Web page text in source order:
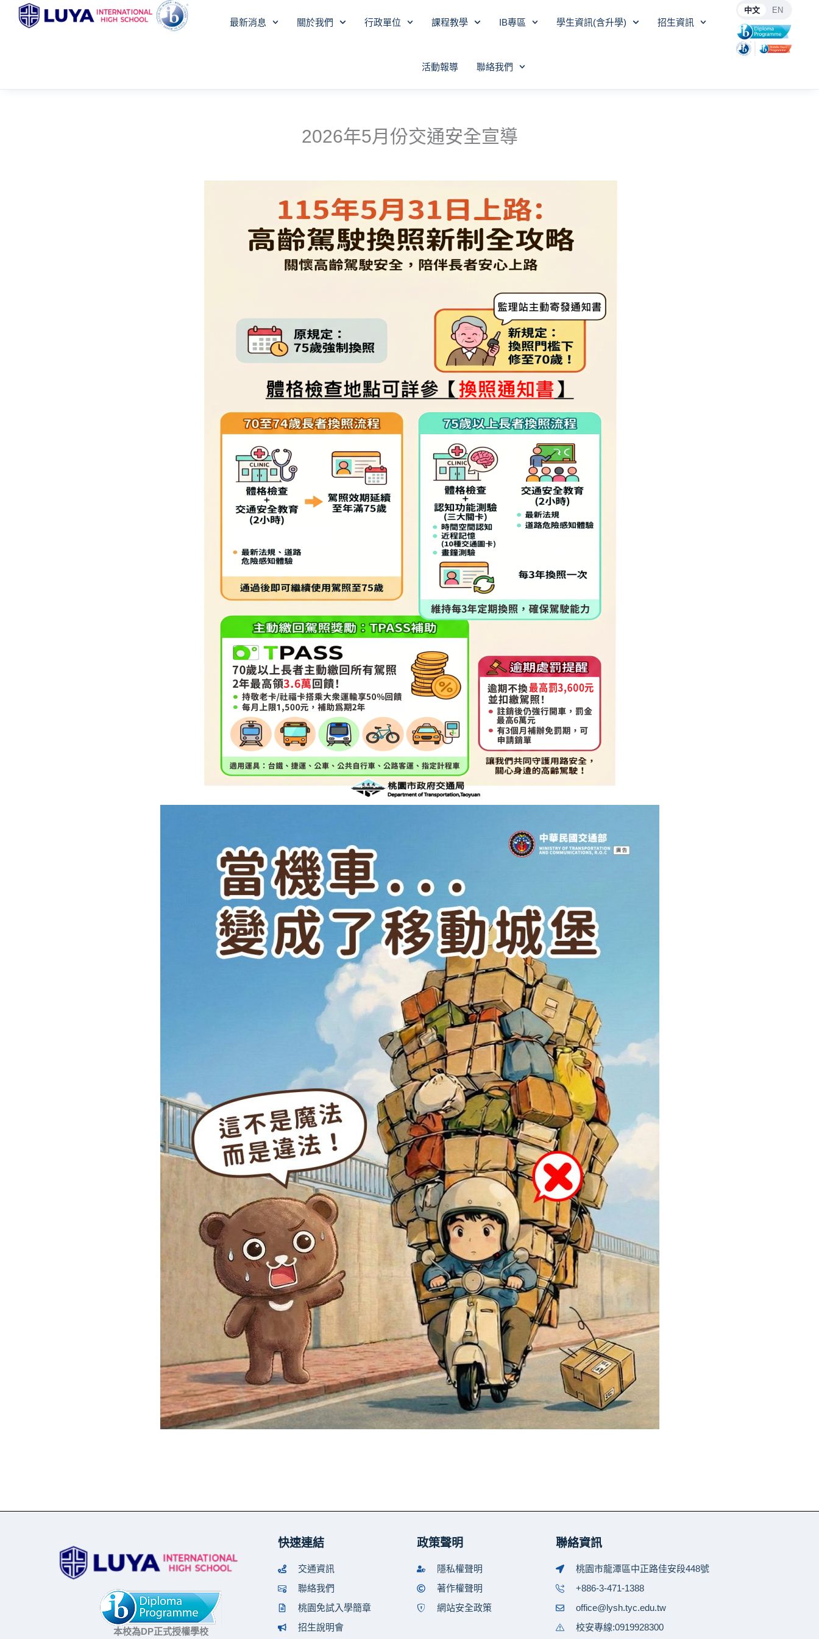
最新消息 關於我們 行政單位 課程教學 IB專區 學生資訊(含升學) 招生資訊
活動報導 聯絡我們
中文 EN
2026年5月份交通安全宣導
本校為DP正式授權學校
快速連結
交通資訊
聯絡我們
桃園免試入學簡章
招生說明會
政策聲明
隱私權聲明
著作權聲明
網站安全政策
聯絡資訊
桃園市龍潭區中正路佳安段448號
+886-3-471-1388
office@lysh.tyc.edu.tw
校安專線:0919928300